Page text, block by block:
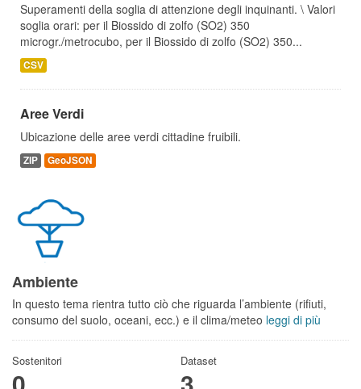
Superamenti della soglia di attenzione degli inquinanti. \ Valori
soglia orari: per il Biossido di zolfo (SO2) 350
microgr./metrocubo, per il Biossido di zolfo (SO2) 350...
CSV
Aree Verdi
Ubicazione delle aree verdi cittadine fruibili.
ZIP GeoJSON
Ambiente
In questo tema rientra tutto ciò che riguarda l’ambiente (rifiuti,
consumo del suolo, oceani, ecc.) e il clima/meteo leggi di più
Sostenitori Dataset